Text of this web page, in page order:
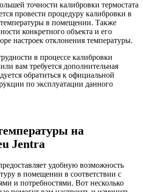
точности калибровки термостата
провести процедуру калибровки в
в помещении. Также
конкретного объекта и его
настроек отклонения температуры.
в процессе калибровки
вам требуется дополнительная
обратиться к официальной
по эксплуатации данного
на
Jentra
удобную возможность
в помещении в соответствии с
и потребностями. Вот несколько